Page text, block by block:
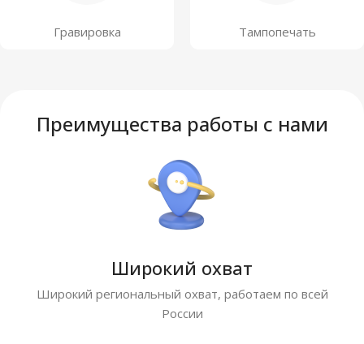
Гравировка Тампопечать
Преимущества работы с нами
Широкий охват
Широкий региональный охват, работаем по всей
России